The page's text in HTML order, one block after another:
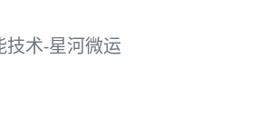
术-星河微运